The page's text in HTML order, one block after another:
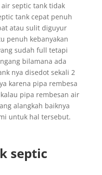
septic tank tidak
tank cepat penuh
atau sulit diguyur
penuh kebanyakan
sudah full tetapi
bilamana ada
nya disedot sekali 2
karena pipa rembesa
pipa rembesan air
alangkah baiknya
untuk hal tersebut.
septic